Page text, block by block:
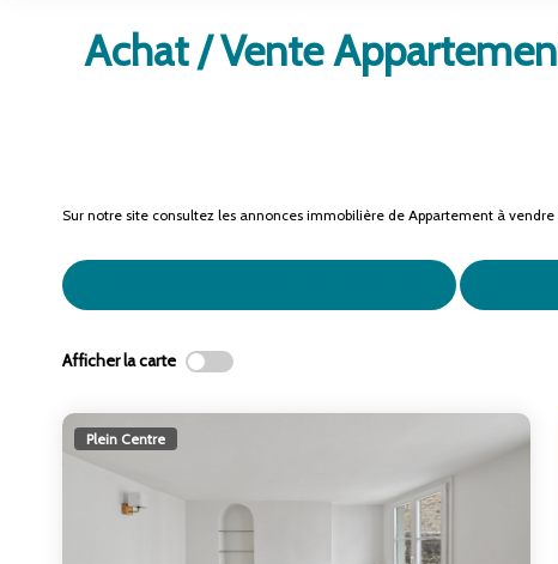
Achat / Vente
Sur notre site consultez les annonces immobilière de Appartement à
Afficher la carte
Plein Centre